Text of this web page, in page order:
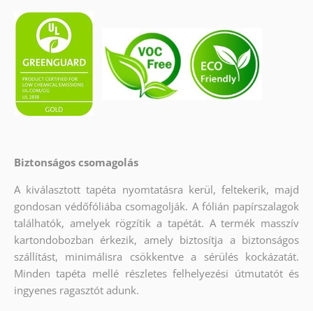
Biztonságos csomagolás
A kiválasztott tapéta nyomtatásra kerül, feltekerik, majd
gondosan védőfóliába csomagolják. A fólián papírszalagok
találhatók, amelyek rögzítik a tapétát. A termék masszív
kartondobozban érkezik, amely biztosítja a biztonságos
szállítást, minimálisra csökkentve a sérülés kockázatát.
Minden tapéta mellé részletes felhelyezési útmutatót és
ingyenes ragasztót adunk.